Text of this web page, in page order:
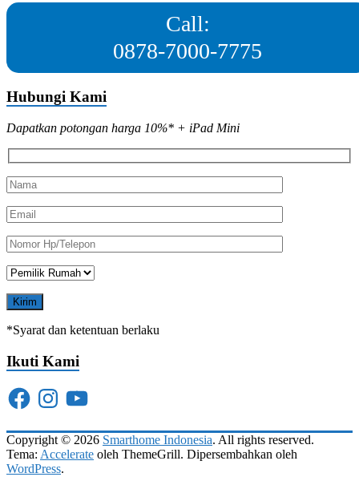
Call:
0878-7000-7775
Hubungi Kami
Dapatkan potongan harga 10%* + iPad Mini
*Syarat dan ketentuan berlaku
Ikuti Kami
FacebookInstagramYouTube
Copyright © 2026 Smarthome Indonesia. All rights reserved.
Tema: Accelerate oleh ThemeGrill. Dipersembahkan oleh
WordPress.